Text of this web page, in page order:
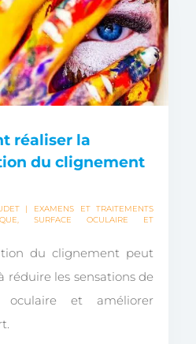
réaliser la
du clignement
| EXAMENS ET TRAITEMENTS
,SURFACE OCULAIRE ET
du clignement peut
réduire les sensations de
oculaire et améliorer